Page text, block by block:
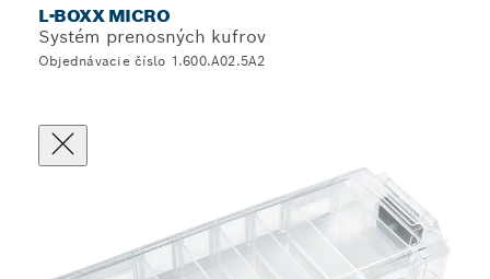
L-BOXX MICRO
Systém prenosných kufrov
Objednávacie číslo 1.600.A02.5A2